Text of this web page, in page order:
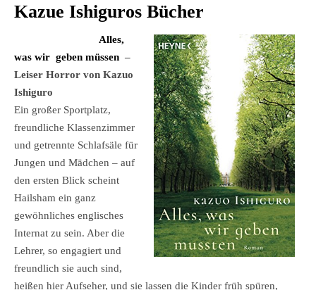
Kazue Ishiguros Bücher
Alles,
was wir geben müssen –
Leiser Horror von Kazuo
Ishiguro
Ein großer Sportplatz,
freundliche Klassenzimmer
und getrennte Schlafsäle für
Jungen und Mädchen – auf
den ersten Blick scheint
Hailsham ein ganz
gewöhnliches englisches
Internat zu sein. Aber die
Lehrer, so engagiert und
freundlich sie auch sind,
heißen hier Aufseher, und sie lassen die Kinder früh spüren,